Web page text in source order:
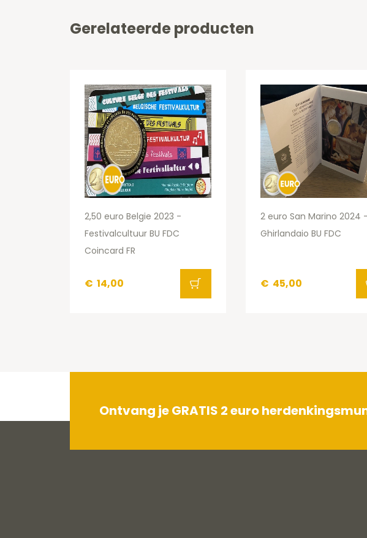
Gerelateerde producten
2,50 euro Belgie 2023 -
Festivalcultuur BU FDC
Coincard FR
€ 14,00
2 euro San Marino 2024 -
Ghirlandaio BU FDC
€ 45,00
Ontvang je GRATIS 2 euro